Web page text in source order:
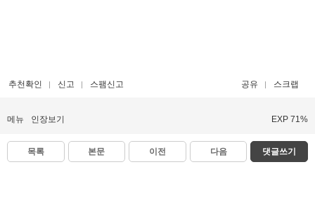
추천확인 신고 스팸신고 공유 스크랩
메뉴 인장보기 EXP 71%
목록 본문 이전 다음 댓글쓰기